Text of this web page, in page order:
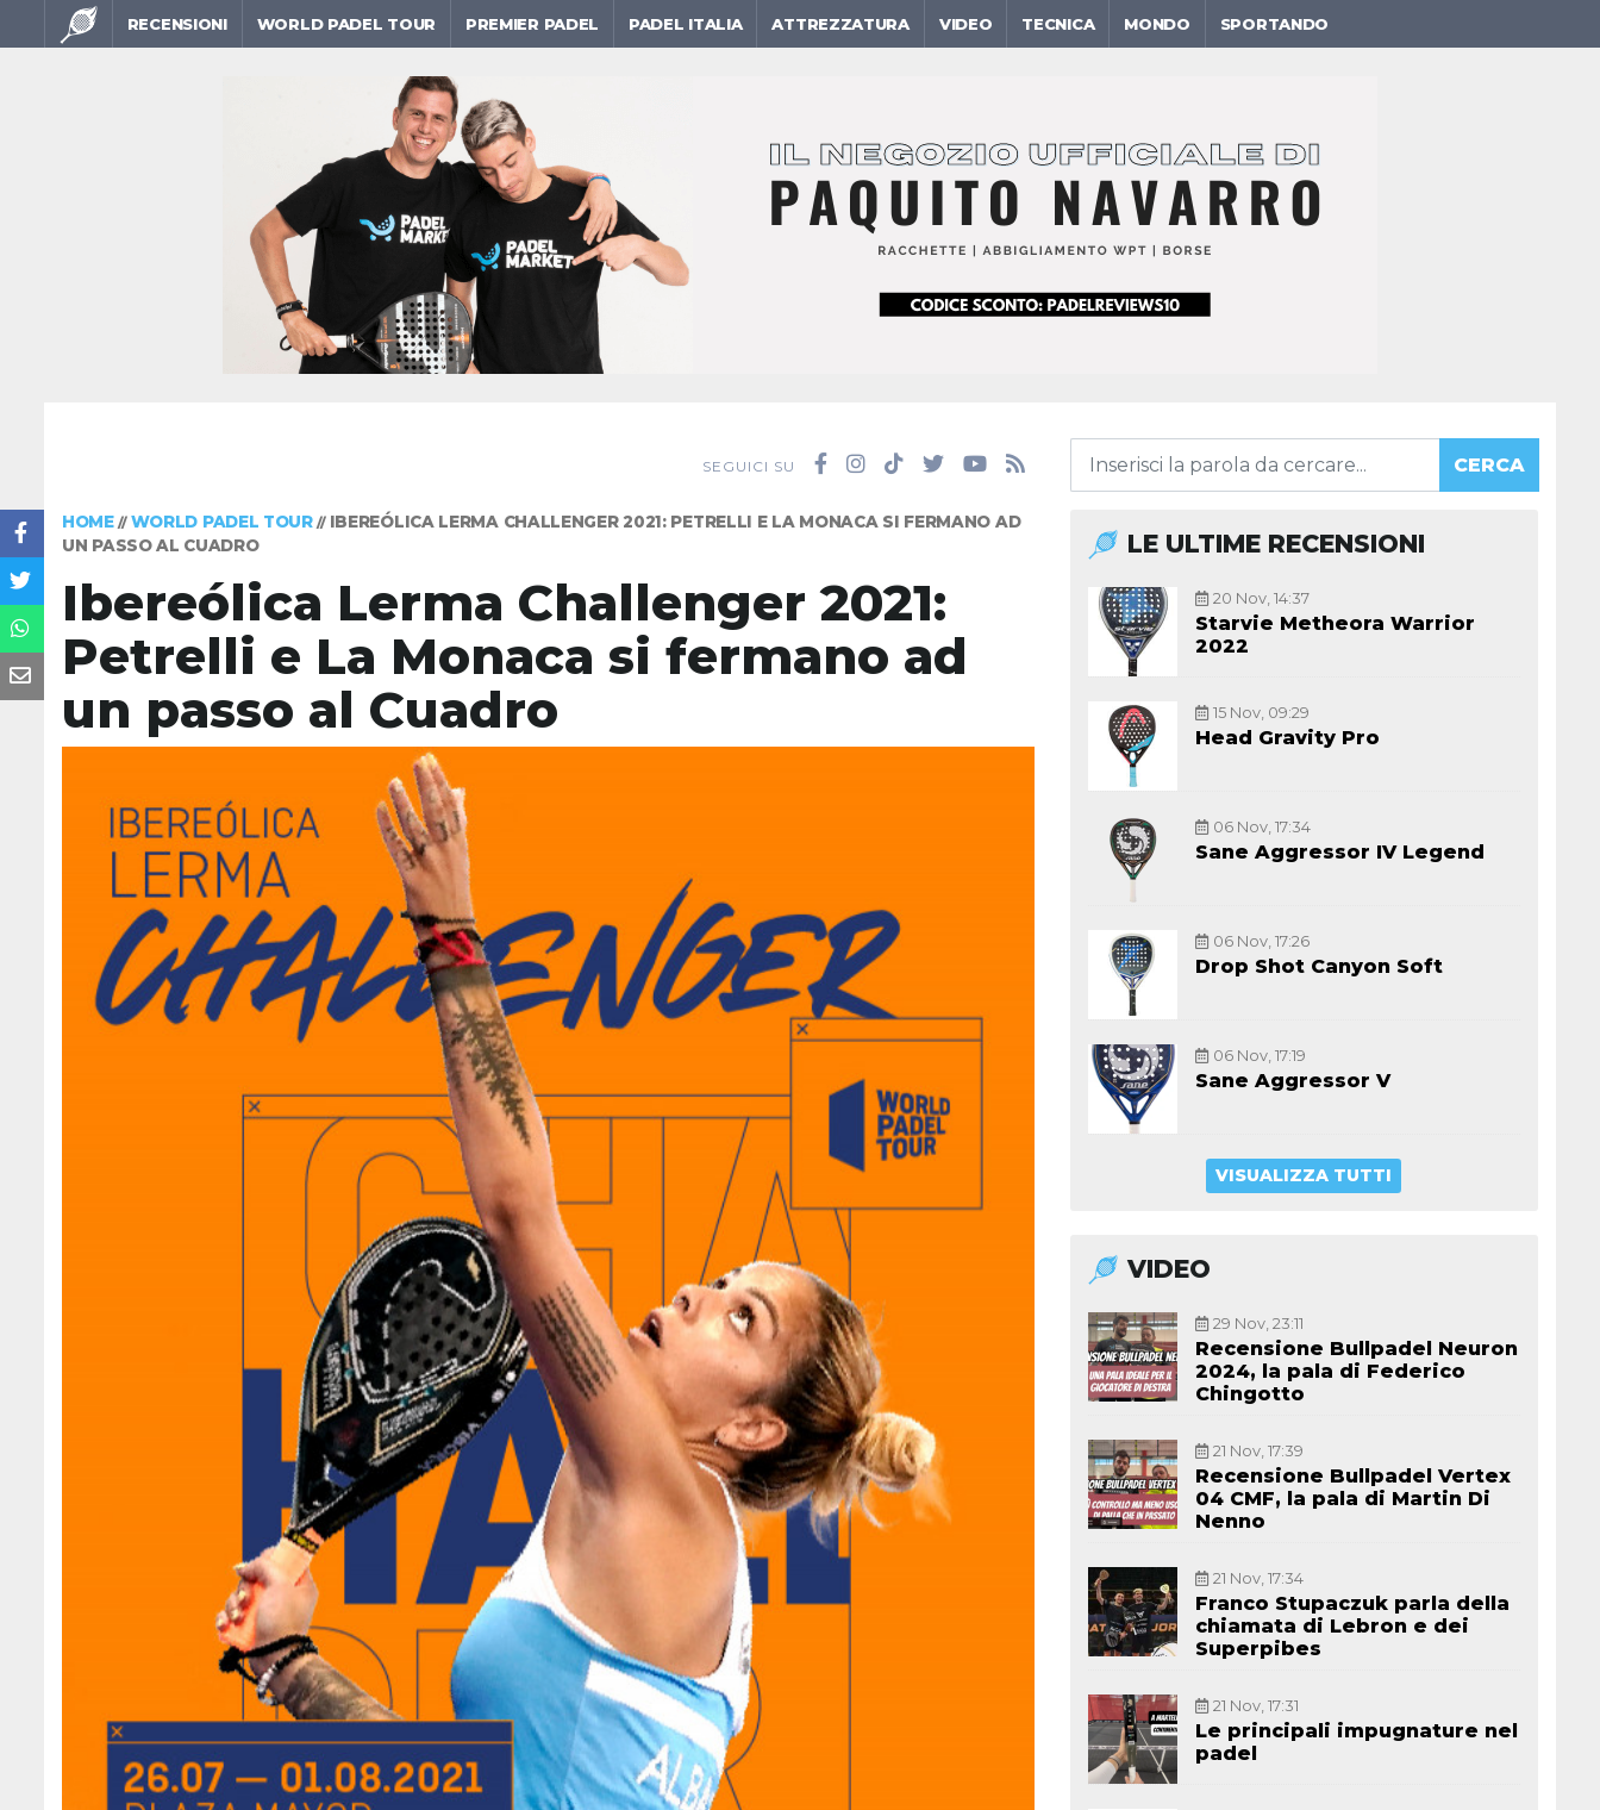
RECENSIONI WORLD PADEL TOUR PREMIER PADEL PADEL ITALIA ATTREZZATURA VIDEO TECNICA MONDO SPORTANDO
SEGUICI SU CERCA
HOME// WORLD PADEL TOUR// IBEREÓLICA LERMA CHALLENGER 2021: PETRELLI E LA MONACA SI FERMANO AD
UN PASSO AL CUADRO
Ibereólica Lerma Challenger 2021:
Petrelli e La Monaca si fermano ad
un passo al Cuadro
LE ULTIME RECENSIONI
20 Nov, 14:37
Starvie Metheora Warrior
2022
15 Nov, 09:29
Head Gravity Pro
06 Nov, 17:34
Sane Aggressor IV Legend
06 Nov, 17:26
Drop Shot Canyon Soft
06 Nov, 17:19
Sane Aggressor V
VISUALIZZA TUTTI
VIDEO
29 Nov, 23:11
Recensione Bullpadel Neuron
2024, la pala di Federico
Chingotto
21 Nov, 17:39
Recensione Bullpadel Vertex
04 CMF, la pala di Martin Di
Nenno
21 Nov, 17:34
Franco Stupaczuk parla della
chiamata di Lebron e dei
Superpibes
21 Nov, 17:31
Le principali impugnature nel
padel